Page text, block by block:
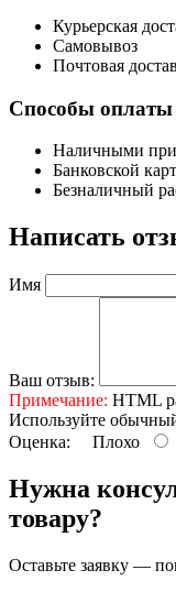
Курьерская
Самовывоз
Почтовая
Способы оплаты
Наличными
Банковской
Безналичный
Написать
Имя
Ваш отзыв:
Примечание: HTML
Используйте
Оценка: Плохо
Нужна
товару?
Оставьте заявку —